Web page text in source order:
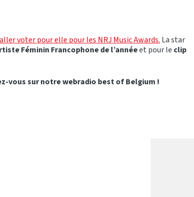
voter pour elle pour les NRJ Music Awards. La star
Féminin Francophone de l’annéeet pour le clip
vous sur notre webradio best of Belgium !